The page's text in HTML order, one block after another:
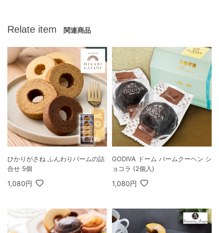
Relate item 関連商品
ひかりがさね ふんわりバームの詰
合せ 5個
1,080円
GODIVA ドーム バームクーヘン シ
ョコラ (2個入)
1,080円